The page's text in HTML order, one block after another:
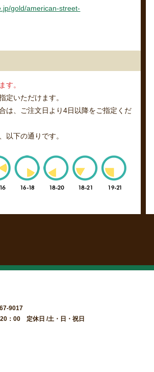
gold/american-street-
す。
定いただけます。
は、ご注文日より4日以降をご指定くだ
以下の通りです。
9017
：00 定休日 /土・日・祝日